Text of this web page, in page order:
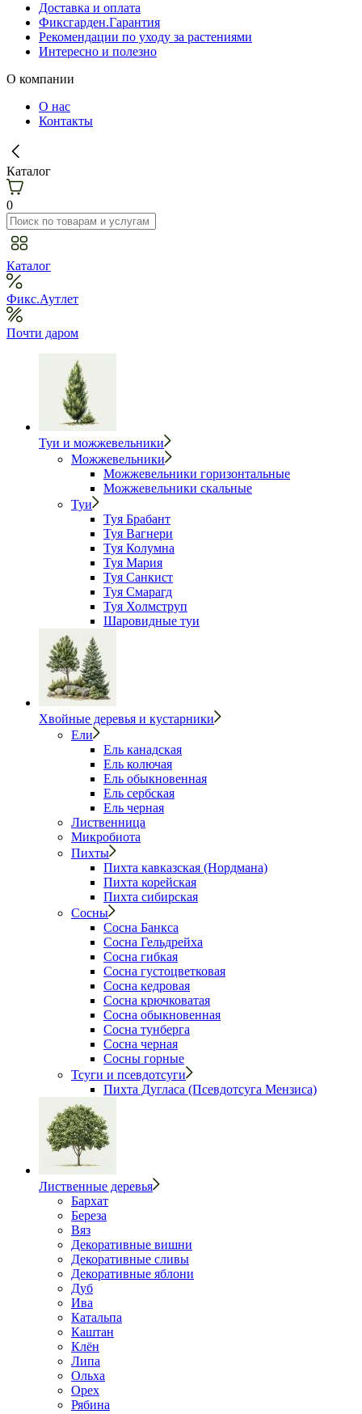
Доставка и оплата
Фиксгарден.Гарантия
Рекомендации по уходу за растениями
Интересно и полезно
О компании
О нас
Контакты
Каталог
0
Каталог
Фикс.Аутлет
Почти даром
Туи и можжевельники
Можжевельники
Можжевельники горизонтальные
Можжевельники скальные
Туи
Туя Брабант
Туя Вагнери
Туя Колумна
Туя Мария
Туя Санкист
Туя Смарагд
Туя Холмструп
Шаровидные туи
Хвойные деревья и кустарники
Ели
Ель канадская
Ель колючая
Ель обыкновенная
Ель сербская
Ель черная
Лиственница
Микробиота
Пихты
Пихта кавказская (Нордмана)
Пихта корейская
Пихта сибирская
Сосны
Сосна Банкса
Сосна Гельдрейха
Сосна гибкая
Сосна густоцветковая
Сосна кедровая
Сосна крючковатая
Сосна обыкновенная
Сосна тунберга
Сосна черная
Сосны горные
Тсуги и псевдотсуги
Пихта Дугласа (Псевдотсуга Мензиса)
Лиственные деревья
Бархат
Береза
Вяз
Декоративные вишни
Декоративные сливы
Декоративные яблони
Дуб
Ива
Катальпа
Каштан
Клён
Липа
Ольха
Орех
Рябина